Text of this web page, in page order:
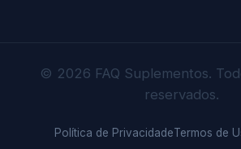
© 2026 FAQ Suplementos.
reservados.
Política de PrivacidadeTermos de